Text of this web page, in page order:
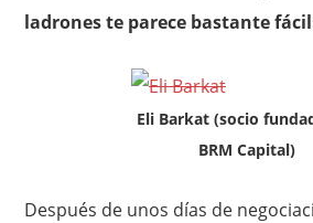
ladrones te parece bastante
Eli Barkat (socio
BRM Capital)
Después de unos días de